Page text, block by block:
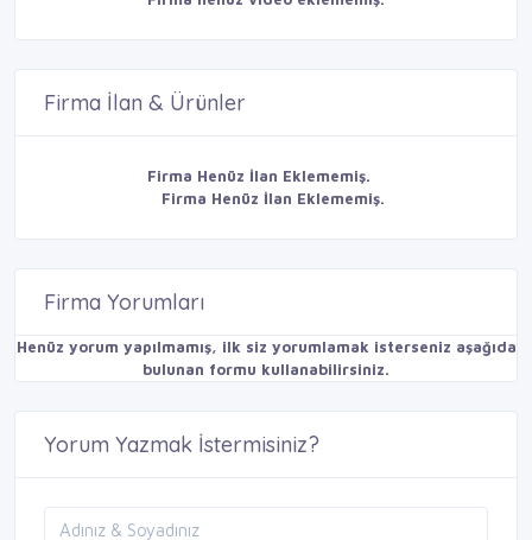
Firma İlan & Ürünler
Firma Henüz İlan Eklememiş.
Firma Henüz İlan Eklememiş.
Firma Yorumları
Henüz yorum yapılmamış, ilk siz yorumlamak isterseniz aşağıda
bulunan formu kullanabilirsiniz.
Yorum Yazmak İstermisiniz?